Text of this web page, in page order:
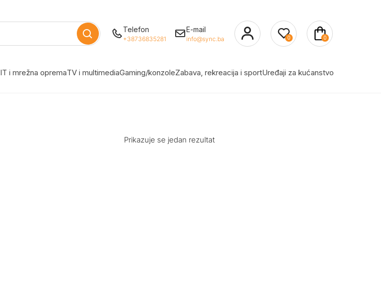
Telefon
+38736835281
E-mail
info@sync.ba 0 0
i mrežna opremaTV i multimediaGaming/konzoleZabava, rekreacija i sportUređaji za kućanstvo
Prikazuje se jedan rezultat